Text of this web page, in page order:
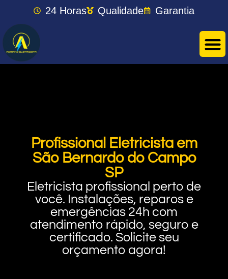
24 Horas Qualidade Garantia
Profissional Eletricista em
São Bernardo do Campo
SP
Eletricista profissional perto de
você. Instalações, reparos e
emergências 24h com
atendimento rápido, seguro e
certificado. Solicite seu
orçamento agora!